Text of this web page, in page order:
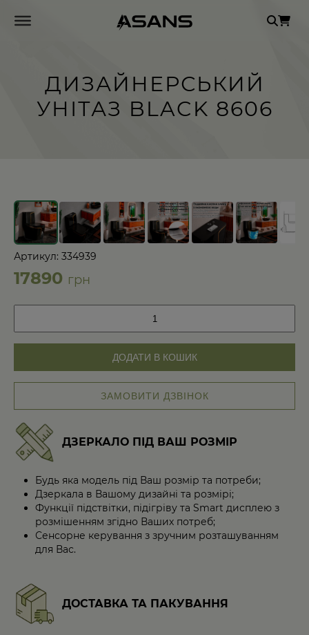
ДИЗАЙНЕРСЬКИЙ
УНІТАЗ BLACK 8606
← →
Артикул: 334939
17890 грн
Black
ДОДАТИ В КОШИК
ЗАМОВИТИ ДЗВІНОК
ДЗЕРКАЛО ПІД ВАШ РОЗМІР
Будь яка модель під Ваш розмір та потреби;
Дзеркала в Вашому дизайні та розмірі;
Функції підствітки, підігріву та Smart дисплею з
розмішенням згідно Ваших потреб;
Сенсорне керування з зручним розташуванням
для Вас.
ДОСТАВКА ТА ПАКУВАННЯ